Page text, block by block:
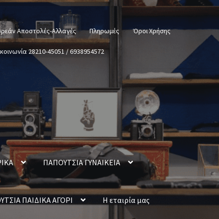
Αποστολές-Αλλαγές Πληρωμές Όροι Χρήσης
28210-45051 / 6938954572
ΠΑΠΟΥΤΣΙΑ ΓΥΝΑΙΚΕΙΑ
ΠΑΙΔΙΚΑ ΑΓΟΡΙ Η εταιρία μας